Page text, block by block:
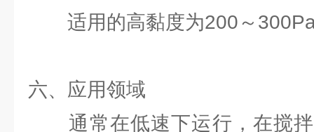
适用的高黏度为200～
六、应用领域
通常在低速下运行，在搅拌